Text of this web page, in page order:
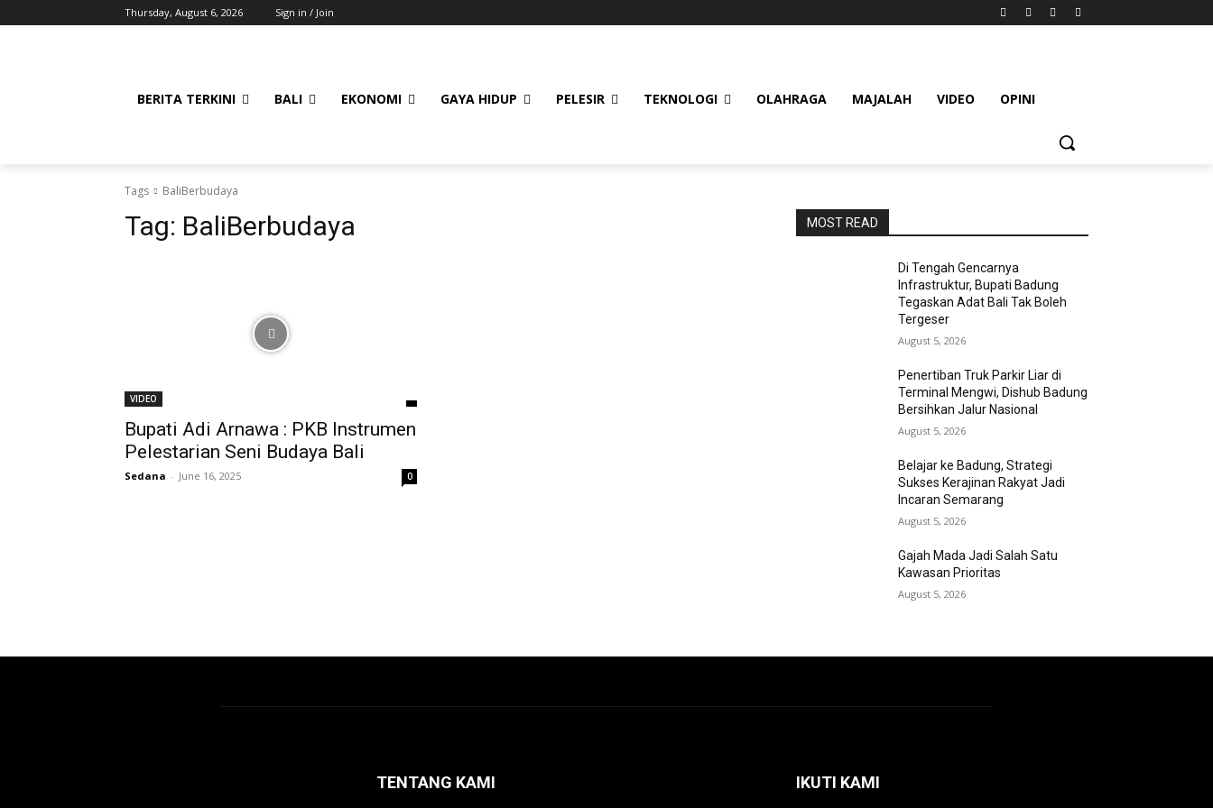
Thursday, August 6, 2026 Sign in / Join
BERITA TERKINI BALI EKONOMI GAYA HIDUP PELESIR TEKNOLOGI OLAHRAGA MAJALAH VIDEO OPINI
Tags BaliBerbudaya
Tag: BaliBerbudaya
VIDEO
Bupati Adi Arnawa : PKB Instrumen
Pelestarian Seni Budaya Bali
Sedana - June 16, 2025 0
MOST READ
Di Tengah Gencarnya
Infrastruktur, Bupati Badung
Tegaskan Adat Bali Tak Boleh
Tergeser
August 5, 2026
Penertiban Truk Parkir Liar di
Terminal Mengwi, Dishub Badung
Bersihkan Jalur Nasional
August 5, 2026
Belajar ke Badung, Strategi
Sukses Kerajinan Rakyat Jadi
Incaran Semarang
August 5, 2026
Gajah Mada Jadi Salah Satu
Kawasan Prioritas
August 5, 2026
TENTANG KAMI IKUTI KAMI